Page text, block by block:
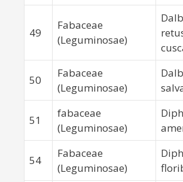
49
Fabaceae
(Leguminosae)
50
Fabaceae
(Leguminosae)
51
fabaceae
(Leguminosae)
54
Fabaceae
(Leguminosae)